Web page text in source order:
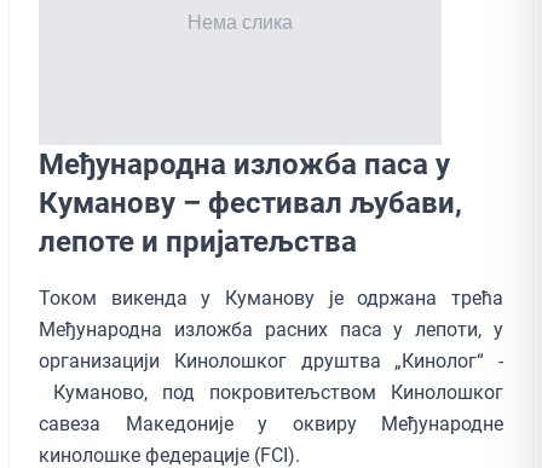
Међународна изложба паса у
Куманову – фестивал љубaви,
лепоте и пријатељства
Током викенда у Куманову је одржана трећа
Међународна изложба расних паса у лепоти, у
организацији Кинолошког друштва „Кинолог“ -
Куманово, под покровитељством Кинолошког
савеза Македоније у оквиру Међународне
кинолошке федерације (FCI).